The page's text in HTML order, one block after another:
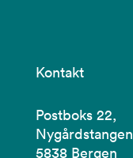
Kontakt
Postboks 22,
Nygårdstangen
5838 Bergen